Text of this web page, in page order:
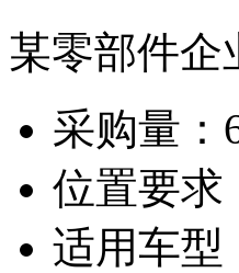
某零部件企
采购量：
位置要求
适用车型